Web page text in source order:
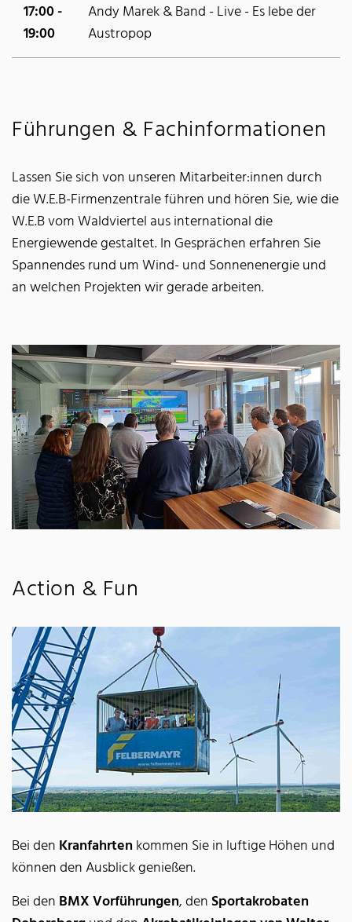
17:00 -
19:00
Andy Marek & Band - Live - Es lebe der
Austropop
Führungen & Fachinformationen
Lassen Sie sich von unseren Mitarbeiter:innen durch
die W.E.B-Firmenzentrale führen und hören Sie, wie die
W.E.B vom Waldviertel aus international die
Energiewende gestaltet. In Gesprächen erfahren Sie
Spannendes rund um Wind- und Sonnenenergie und
an welchen Projekten wir gerade arbeiten.
Action & Fun
Bei den Kranfahrtenkommen Sie in luftige Höhen und
können den Ausblick genießen.
Bei den BMX Vorführungen, den Sportakrobaten